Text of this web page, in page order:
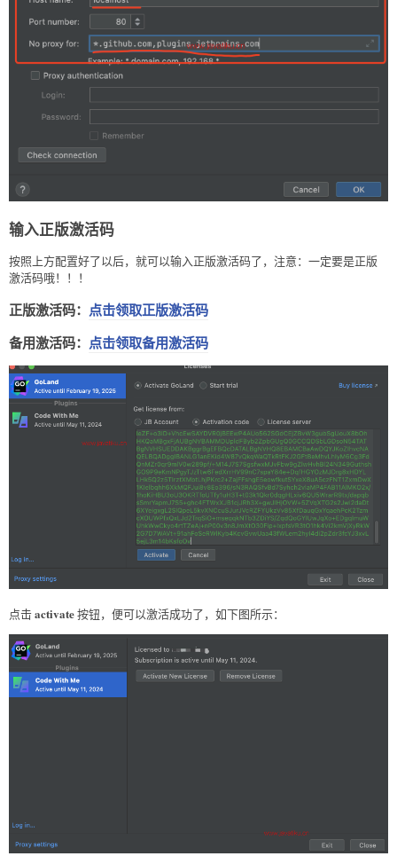
输入正版激活码
按照上方配置好了以后，就可以输入正版激活码了，注意：一定要是正版
激活码哦！！！
正版激活码： 点击领取正版激活码
备用激活码： 点击领取备用激活码
点击activate按钮，便可以激活成功了，如下图所示：